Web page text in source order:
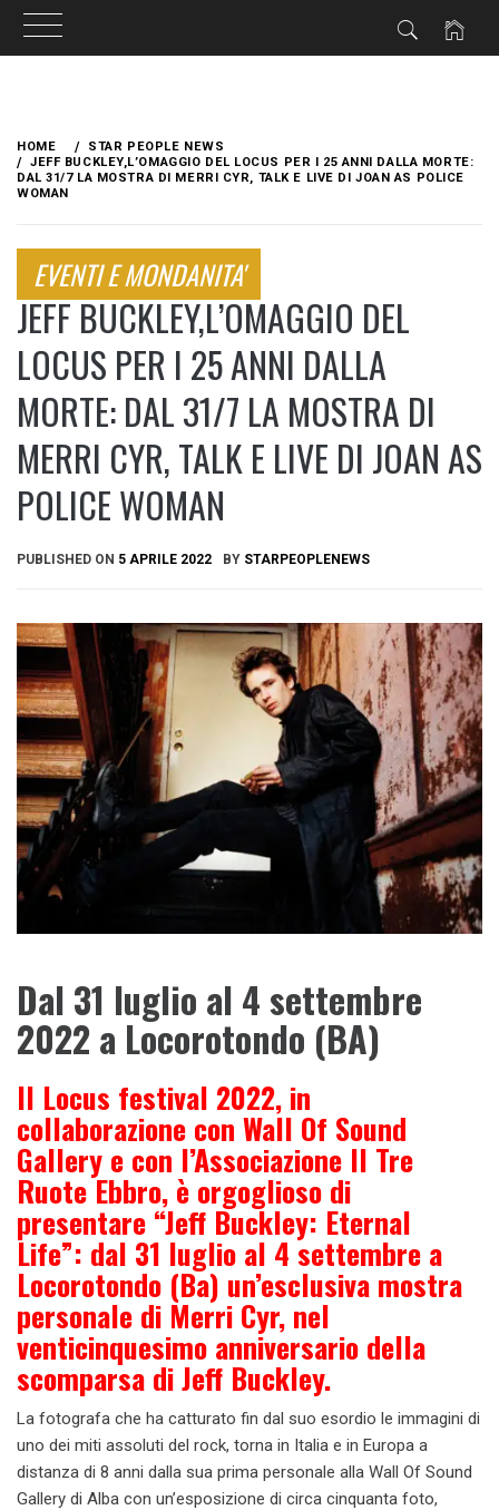
content
HOME
STAR PEOPLE NEWS
JEFF BUCKLEY,L’OMAGGIO DEL LOCUS PER I 25 ANNI DALLA MORTE:
DAL 31/7 LA MOSTRA DI MERRI CYR, TALK E LIVE DI JOAN AS POLICE
WOMAN
EVENTI E MONDANITA'
JEFF BUCKLEY,L’OMAGGIO DEL
LOCUS PER I 25 ANNI DALLA
MORTE: DAL 31/7 LA MOSTRA DI
MERRI CYR, TALK E LIVE DI JOAN AS
POLICE WOMAN
PUBLISHED ON 5 APRILE 2022 BY STARPEOPLENEWS
Dal 31 luglio al 4 settembre
2022 a Locorotondo (BA)
Il Locus festival 2022, in
collaborazione con Wall Of Sound
Gallery e con l’Associazione Il Tre
Ruote Ebbro, è orgoglioso di
presentare “Jeff Buckley: Eternal
Life”: dal 31 luglio al 4 settembre a
Locorotondo (Ba) un’esclusiva mostra
personale di Merri Cyr, nel
venticinquesimo anniversario della
scomparsa di Jeff Buckley.
La fotografa che ha catturato fin dal suo esordio le immagini di
uno dei miti assoluti del rock, torna in Italia e in Europa a
distanza di 8 anni dalla sua prima personale alla Wall Of Sound
Gallery di Alba con un’esposizione di circa cinquanta foto,